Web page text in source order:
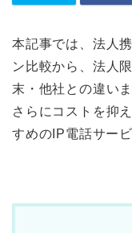
本記事では、法人
ン比較から、法人
末・他社との違い
さらにコストを抑
すめのIP電話サー